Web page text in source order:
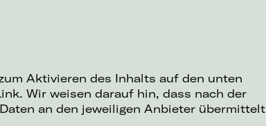
Aktivieren des Inhalts auf den unten
Wir weisen darauf hin, dass nach der
an den jeweiligen Anbieter übermittelt